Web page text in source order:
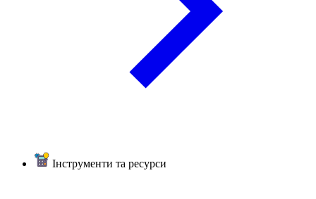
Інструменти та ресурси